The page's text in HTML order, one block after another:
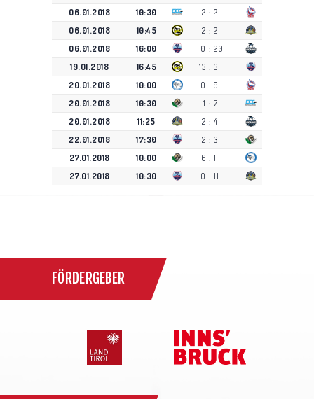
06.01.2018
10:30 2 : 2
06.01.2018
10:45 2 : 2
06.01.2018
16:00 0 : 20
19.01.2018
16:45 13 : 3
20.01.2018
10:00 0 : 9
20.01.2018
10:30 1 : 7
20.01.2018
11:25 2 : 4
22.01.2018
17:30 2 : 3
27.01.2018
10:00 6 : 1
27.01.2018
10:30 0 : 11
FÖRDERGEBER